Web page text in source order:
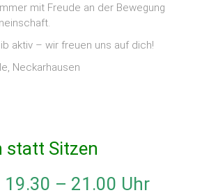
mit Freude an der Bewegung
aktiv – wir freuen uns auf dich!
Neckarhausen
statt Sitzen
– 21.00 Uhr